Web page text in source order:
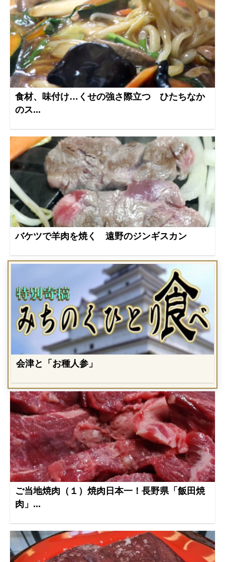
食材、味付け…くせの強さ際立つ ひたちなか
のス...
バケツで羊肉を焼く 遠野のジンギスカン
会津と「お種人参」
ご当地焼肉（１）焼肉日本一！長野県「飯田焼
肉」...